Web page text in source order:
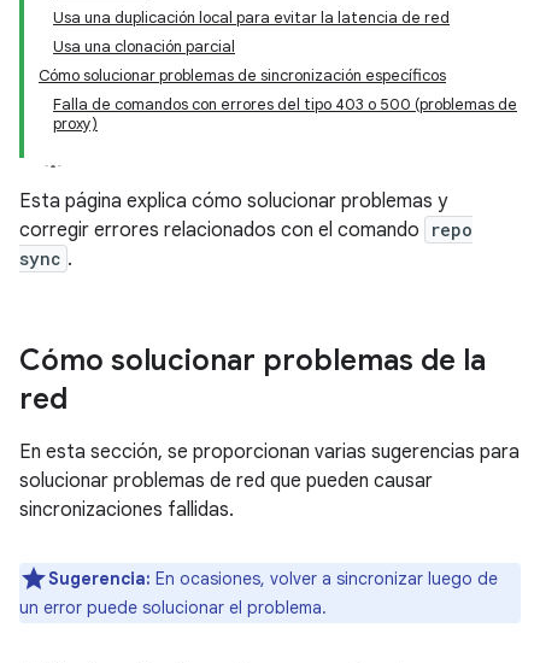
Usa una duplicación local para evitar la latencia de red
Usa una clonación parcial
Cómo solucionar problemas de sincronización específicos
Falla de comandos con errores del tipo 403 o 500 (problemas de
proxy)
Esta página explica cómo solucionar problemas y
corregir errores relacionados con el comando
repo
sync .
Cómo solucionar problemas de la
red
En esta sección, se proporcionan varias sugerencias para
solucionar problemas de red que pueden causar
sincronizaciones fallidas.
Sugerencia: En ocasiones, volver a sincronizar luego de
un error puede solucionar el problema.